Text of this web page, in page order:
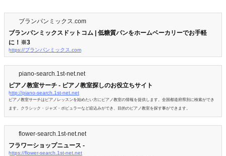
ブランパンミックス.com
ブランパンミックスドットコム | 低糖質パンをホームベーカリーでお手軽
に！※3
https://ブランパンミックス.com
piano-search.1st-net.net
ピアノ教室サーチ - ピアノ教室探しのお役立ちサイト
http://piano-search.1st-net.net
ピアノ教室サーチはピアノレッスンを始めたい方にピアノ教室の情報を提供します。全国都道府県別に検索ができ
ます。クラシック・ジャズ・ポピュラーなど絞込みができ、目的のピアノ教室を探す事ができます。
flower-search.1st-net.net
フラワーショップニュース -
https://flower-search.1st-net.net